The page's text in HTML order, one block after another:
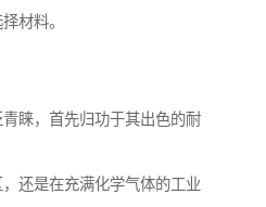
材料。
睐，首先归功于其出色的耐
还是在充满化学气体的工业